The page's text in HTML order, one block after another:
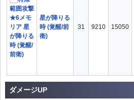
星が降りる
時 (覚醒/前
衛)
31 9210 15050
ダメージUP